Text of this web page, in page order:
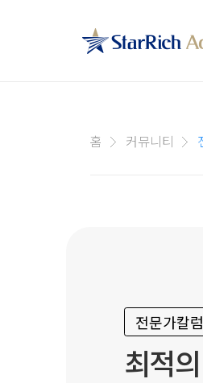
홈 커뮤니티
전문가칼럼
최적